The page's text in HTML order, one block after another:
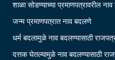
शाळा सोडण्याच्या प्रमाणपत्रावरील
जन्म प्रमाणपत्रात नाव बदलणे
धर्म बदलामुळे नाव बदलण्यासाठी
दत्तक घेतल्यामुळे नाव बदलण्यासाठी